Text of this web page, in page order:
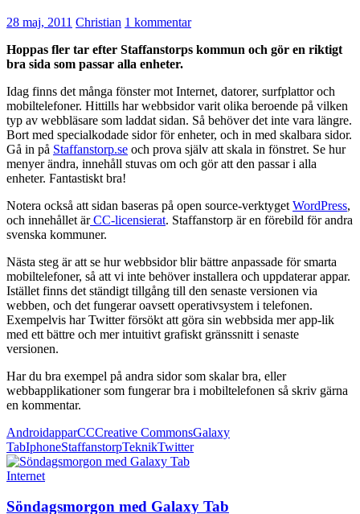
28 maj, 2011 Christian 1 kommentar
Hoppas fler tar efter Staffanstorps kommun och gör en riktigt
bra sida som passar alla enheter.
Idag finns det många fönster mot Internet, datorer, surfplattor och
mobiltelefoner. Hittills har webbsidor varit olika beroende på vilken
typ av webbläsare som laddat sidan. Så behöver det inte vara längre.
Bort med specialkodade sidor för enheter, och in med skalbara sidor.
Gå in på Staffanstorp.se och prova själv att skala in fönstret. Se hur
menyer ändra, innehåll stuvas om och gör att den passar i alla
enheter. Fantastiskt bra!
Notera också att sidan baseras på open source-verktyget WordPress,
och innehållet ärCC-licensierat. Staffanstorp är en förebild för andra
svenska kommuner.
Nästa steg är att se hur webbsidor blir bättre anpassade för smarta
mobiltelefoner, så att vi inte behöver installera och uppdaterar appar.
Istället finns det ständigt tillgång till den senaste versionen via
webben, och det fungerar oavsett operativsystem i telefonen.
Exempelvis har Twitter försökt att göra sin webbsida mer app-lik
med ett bättre och mer intuitivt grafiskt gränssnitt i senaste
versionen.
Har du bra exempel på andra sidor som skalar bra, eller
webbapplikationer som fungerar bra i mobiltelefonen så skriv gärna
en kommentar.
AndroidapparCCCreative CommonsGalaxy
TabIphoneStaffanstorpTeknikTwitter
Internet
Söndagsmorgon med Galaxy Tab